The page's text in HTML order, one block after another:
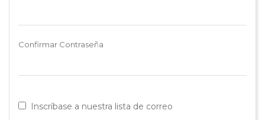
Confirmar Contraseña
Inscríbase a nuestra lista de correo